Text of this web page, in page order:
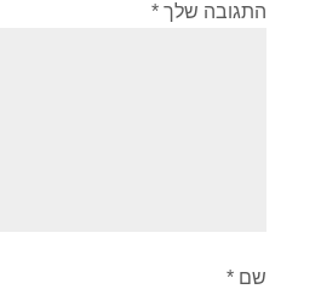
התגובה שלך *
שם *